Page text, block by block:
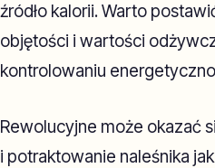
źródło kalorii. Warto
objętości i wartości
kontrolowaniu
Rewolucyjne może okazać
i potraktowanie naleśnika